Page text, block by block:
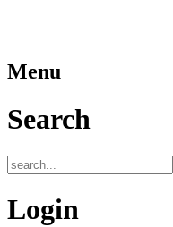
Menu
Search
Login